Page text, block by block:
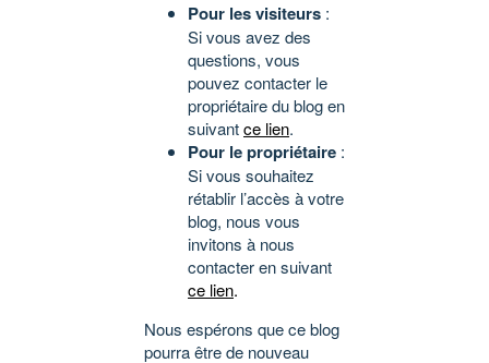
Pour les visiteurs :
Si vous avez des
questions, vous
pouvez contacter le
propriétaire du blog en
suivantce lien.
Pour le propriétaire :
Si vous souhaitez
rétablir l’accès à votre
blog, nous vous
invitons à nous
contacter en suivant
ce lien.
Nous espérons que ce blog
pourra être de nouveau